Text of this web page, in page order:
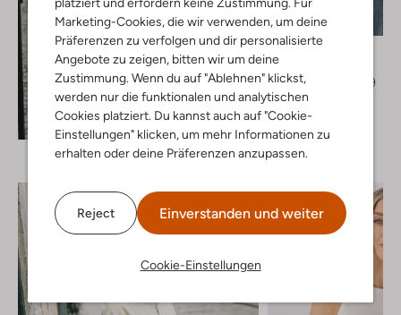
Marketing-Cookies, die wir verwenden, um deine
Präferenzen zu verfolgen und dir personalisierte
Angebote zu zeigen, bitten wir um deine
Zustimmung. Wenn du auf "Ablehnen" klickst,
werden nur die funktionalen und analytischen
Cookies platziert. Du kannst auch auf "Cookie-
Einstellungen" klicken, um mehr Informationen zu
erhalten oder deine Präferenzen anzupassen.
Reject Einverstanden und weiter
Cookie-Einstellungen
Entdecke den Look
Letzter Artikel
-20%
Notre-V
€ 29,99
€ 23,99
+ mehr farben